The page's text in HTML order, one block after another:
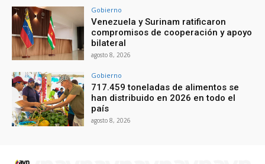
Gobierno
Venezuela y Surinam ratificaron
compromisos de cooperación y apoyo
bilateral
agosto 8, 2026
Gobierno
717.459 toneladas de alimentos se
han distribuido en 2026 en todo el
país
agosto 8, 2026